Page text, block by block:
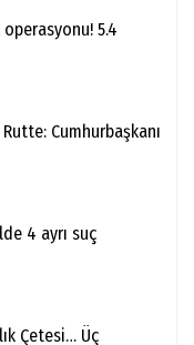
5.4
Cumhurbaşkanı
4 ayrı suç
Çetesi… Üç